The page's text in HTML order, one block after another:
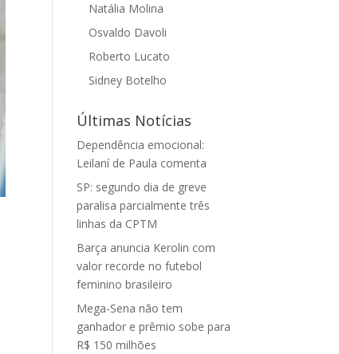
Natália Molina
Osvaldo Davoli
Roberto Lucato
Sidney Botelho
Últimas Notícias
Dependência emocional:
Leilaní de Paula comenta
SP: segundo dia de greve
paralisa parcialmente três
linhas da CPTM
Barça anuncia Kerolin com
valor recorde no futebol
feminino brasileiro
Mega-Sena não tem
ganhador e prêmio sobe para
R$ 150 milhões